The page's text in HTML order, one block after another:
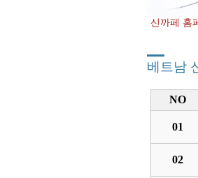
신까페 홈
베트남
NO
01
02